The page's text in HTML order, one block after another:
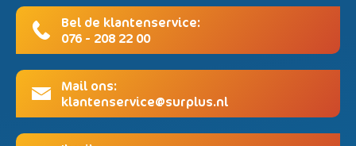
Bel de klantenservice:
076 - 208 22 00
Mail ons:
klantenservice@surplus.nl